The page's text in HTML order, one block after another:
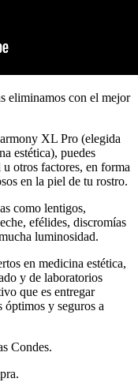
eliminamos con el mejor
XL Pro (elegida
estética), puedes
otros factores, en forma
en la piel de tu rostro.
como lentigos,
efélides, discromías
luminosidad.
en medicina estética,
y de laboratorios
que es entregar
óptimos y seguros a
Condes.